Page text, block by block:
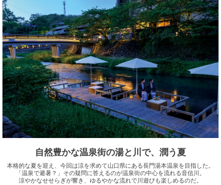
自然豊かな温泉街の湯と川で、潤う夏
本格的な夏を迎え、今回は涼を求めて山口県にある長門湯本温泉を目指した。
「温泉で避暑？」その疑問に答えるのが温泉街の中心を流れる音信川。
涼やかなせせらぎが響き、ゆるやかな流れで川遊びも楽しめるのだ。